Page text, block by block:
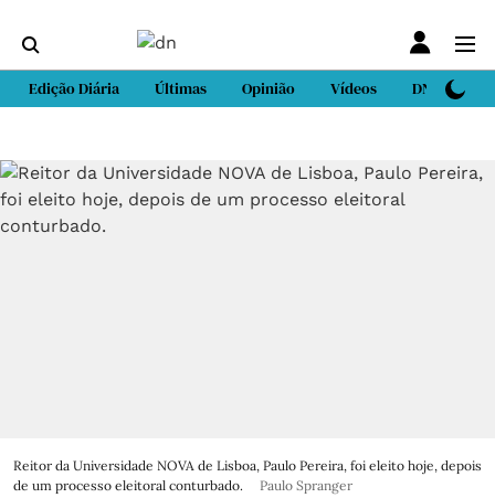
Edição Diária Últimas Opinião Vídeos DN Sport
Reitor da Universidade NOVA de Lisboa, Paulo Pereira, foi eleito hoje, depois
de um processo eleitoral conturbado.
Paulo Spranger